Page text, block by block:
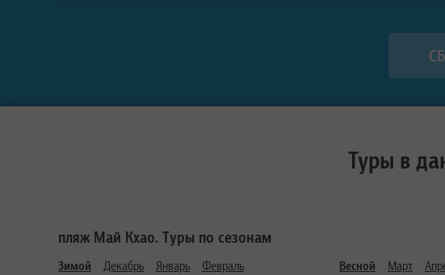
Туры в
пляж Май Кхао. Туры по сезонам
Зимой Декабрь Январь Февраль Весной Март